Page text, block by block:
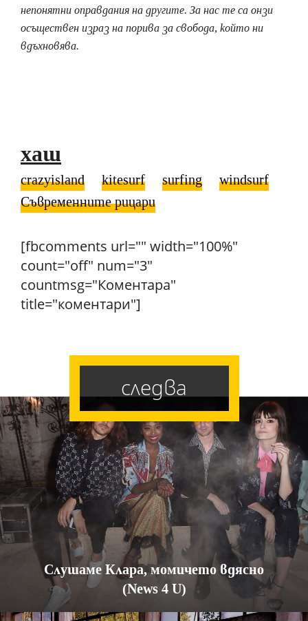
непонятни оправдания на другите. За нас те са онзи
осъществен израз на порива за свобода, който ни
вдъхновява.
хаш
crazyisland kitesurf surfing
windsurf
Съвременните рицари
[fbcomments url="" width="100%"
count="off" num="3"
countmsg="Коментара"
title="коментари"]
следва
Слушаме Клара, момичето вдясно
(News 4 U)